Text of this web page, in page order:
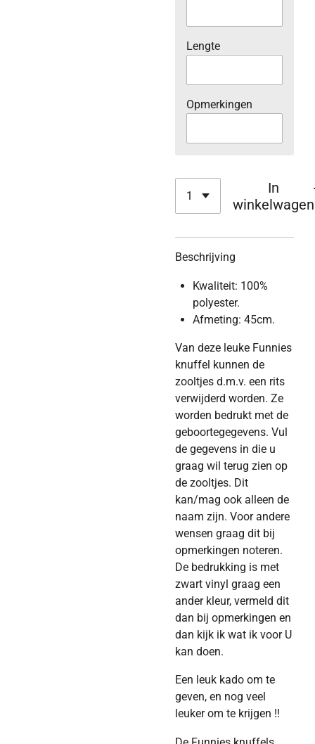
Lengte
Opmerkingen
In
winkelwagen
Beschrijving
Kwaliteit: 100%
polyester.
Afmeting: 45cm.
Van deze leuke Funnies
knuffel kunnen de
zooltjes d.m.v. een rits
verwijderd worden. Ze
worden bedrukt met de
geboortegegevens. Vul
de gegevens in die u
graag wil terug zien op
de zooltjes. Dit
kan/mag ook alleen de
naam zijn. Voor andere
wensen graag dit bij
opmerkingen noteren.
De bedrukking is met
zwart vinyl graag een
ander kleur, vermeld dit
dan bij opmerkingen en
dan kijk ik wat ik voor U
kan doen.
Een leuk kado om te
geven, en nog veel
leuker om te krijgen !!